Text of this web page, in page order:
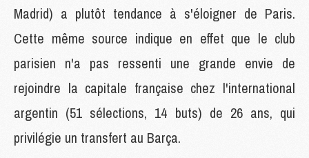
Madrid) a plutôt tendance à s'éloigner de Paris.
Cette même source indique en effet que le club
parisien n'a pas ressenti une grande envie de
rejoindre la capitale française chez l'international
argentin (51 sélections, 14 buts) de 26 ans, qui
privilégie un transfert au Barça.